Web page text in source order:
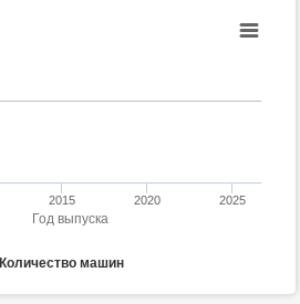
Год выпуска
Количество машин
2015 2020 2025